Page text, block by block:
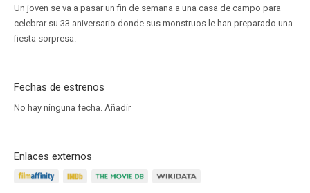
Un joven se va a pasar un fin de semana a una casa de campo para
celebrar su 33 aniversario donde sus monstruos le han preparado una
fiesta sorpresa.
Fechas de estrenos
No hay ninguna fecha. Añadir
Enlaces externos